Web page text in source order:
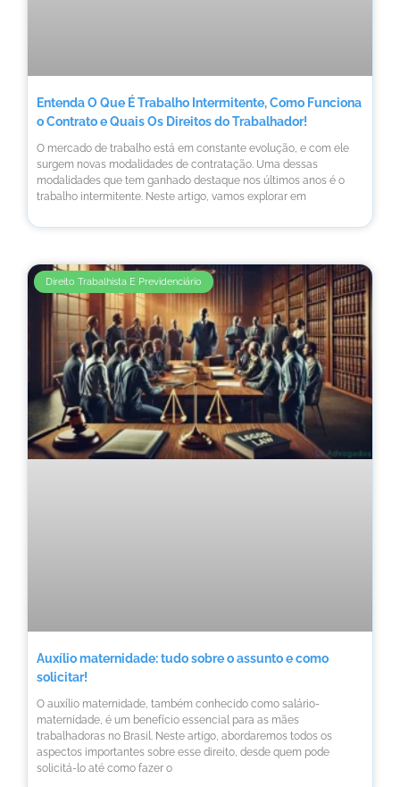
Entenda O Que É Trabalho Intermitente, Como Funciona
o Contrato e Quais Os Direitos do Trabalhador!
O mercado de trabalho está em constante evolução, e com ele
surgem novas modalidades de contratação. Uma dessas
modalidades que tem ganhado destaque nos últimos anos é o
trabalho intermitente. Neste artigo, vamos explorar em
Direito Trabalhista E Previdenciário
Auxílio maternidade: tudo sobre o assunto e como
solicitar!
O auxílio maternidade, também conhecido como salário-
maternidade, é um benefício essencial para as mães
trabalhadoras no Brasil. Neste artigo, abordaremos todos os
aspectos importantes sobre esse direito, desde quem pode
solicitá-lo até como fazer o